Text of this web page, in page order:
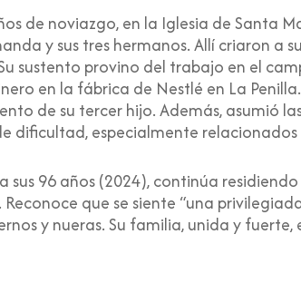
de noviazgo, en la Iglesia de Santa
y sus tres hermanos. Allí criaron a
sustento provino del trabajo en el
en la fábrica de Nestlé en La
de su tercer hijo. Además, asumió
dificultad, especialmente
sus 96 años (2024), continúa
que se siente “una
y nueras. Su familia, unida y fuerte,